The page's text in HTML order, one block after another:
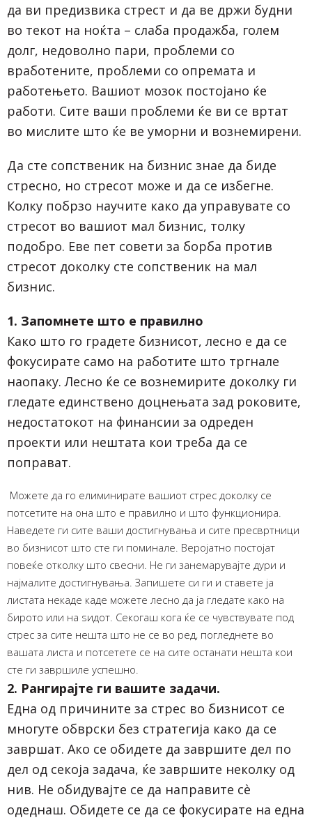
да ви предизвика стрест и да ве држи будни
во текот на ноќта – слаба продажба, голем
долг, недоволно пари, проблеми со
вработените, проблеми со опремата и
работењето. Вашиот мозок постојано ќе
работи. Сите ваши проблеми ќе ви се вртат
во мислите што ќе ве уморни и вознемирени.
Да сте сопственик на бизнис знае да биде
стресно, но стресот може и да се избегне.
Колку побрзо научите како да управувате со
стресот во вашиот мал бизнис, толку
подобро. Еве пет совети за борба против
стресот доколку сте сопственик на мал
бизнис.
1. Запомнете што е правилно
Како што го градете бизнисот, лесно е да се
фокусирате само на работите што тргнале
наопаку. Лесно ќе се вознемирите доколку ги
гледате единствено доцнењата зад роковите,
недостатокот на финансии за одреден
проекти или нештата кои треба да се
поправат.
Можете да го елиминирате вашиот стрес доколку се
потсетите на она што е правилно и што функционира.
Наведете ги сите ваши достигнувања и сите пресвртници
во бизнисот што сте ги поминале. Веројатно постојат
повеќе отколку што свесни. Не ги занемарувајте дури и
најмалите достигнувања. Запишете си ги и ставете ја
листата некаде каде можете лесно да ја гледате како на
бирото или на ѕидот. Секогаш кога ќе се чувствувате под
стрес за сите нешта што не се во ред, погледнете во
вашата листа и потсетете се на сите останати нешта кои
сте ги завршиле успешно.
2. Рангирајте ги вашите задачи.
Една од причините за стрес во бизнисот се
многуте обврски без стратегија како да се
завршат. Ако се обидете да завршите дел по
дел од секоја задача, ќе завршите неколку од
нив. Не обидувајте се да направите сѐ
одеднаш. Обидете се да се фокусирате на една